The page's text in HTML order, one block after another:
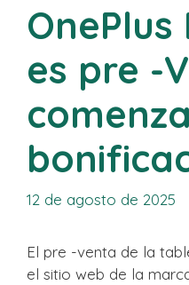
OnePlus
es pre -
12 de agosto de 2025
El pre -venta de la
el sitio web de la